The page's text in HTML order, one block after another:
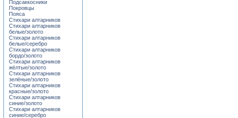
Подсаккосники
Покровцы
Пояса
Стихари алтарников
Стихари алтарников
белые/золото
Стихари алтарников
белые/серебро
Стихари алтарников
бордо/золото
Стихари алтарников
жёлтые/золото
Стихари алтарников
зелёные/золото
Стихари алтарников
красные/золото
Стихари алтарников
синие/золото
Стихари алтарников
синие/серебро